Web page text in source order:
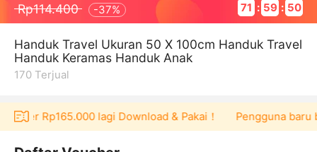
Rp114.400 -37% 71 : 59 : 50
Handuk Travel Ukuran 50 X 100cm Handuk Travel
Handuk Keramas Handuk Anak
170 Terjual
Rp165.000 lagi Download & Pakai！ Pengguna baru